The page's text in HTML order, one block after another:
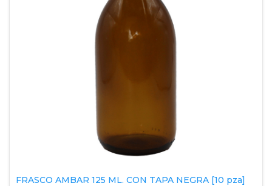
FRASCO AMBAR 125 ML. CON TAPA NEGRA [10 pza]